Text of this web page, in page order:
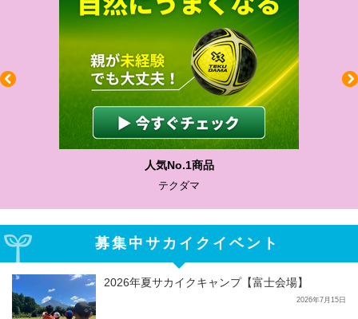
人気No.1商品
テクダマ
募集中サカイクイベント
2026年夏サカイクキャンプ【富士会場】
2026年7月15日